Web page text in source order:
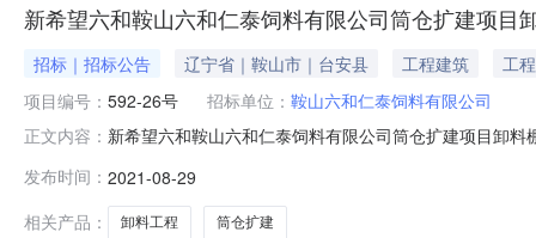
新希望六和鞍山六和仁泰饲料有限公司筒仓扩建项目
招标｜招标公告 辽宁省｜鞍山市｜台安县 工程建筑
工程
项目编号： 592-26号 招标单位： 鞍山六和仁泰饲料有限公司
正文内容： 新希望六和鞍山六和仁泰饲料有限公司筒仓扩建项目卸
招标公告1、项目概况1.1项目名称：鞍山六和仁泰饲料
鞍山
发布时间： 2021-08-29
相关产品：
卸料工程 筒仓扩建